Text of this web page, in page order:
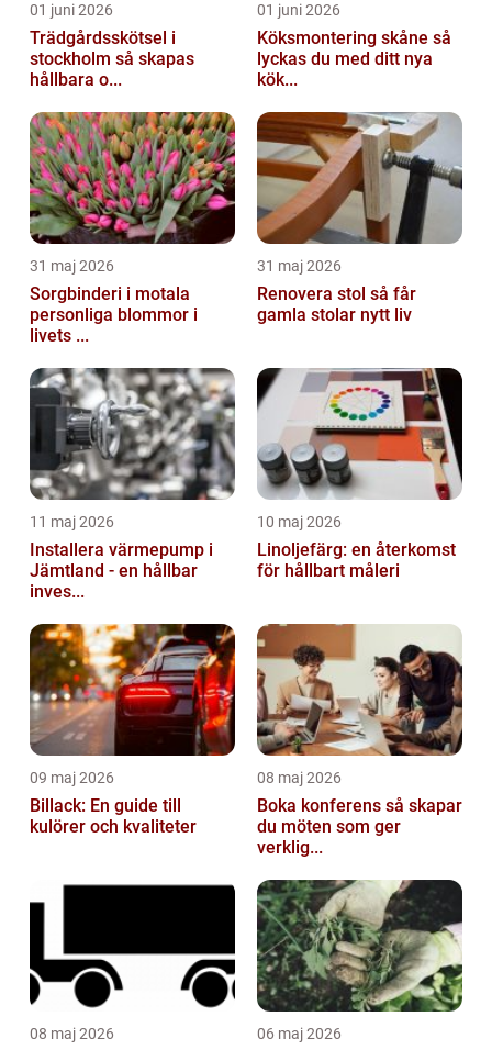
01 juni 2026
Trädgårdsskötsel i
stockholm så skapas
hållbara o...
01 juni 2026
Köksmontering skåne så
lyckas du med ditt nya
kök...
31 maj 2026
Sorgbinderi i motala
personliga blommor i
livets ...
31 maj 2026
Renovera stol så får
gamla stolar nytt liv
11 maj 2026
Installera värmepump i
Jämtland - en hållbar
inves...
10 maj 2026
Linoljefärg: en återkomst
för hållbart måleri
09 maj 2026
Billack: En guide till
kulörer och kvaliteter
08 maj 2026
Boka konferens så skapar
du möten som ger
verklig...
08 maj 2026 06 maj 2026